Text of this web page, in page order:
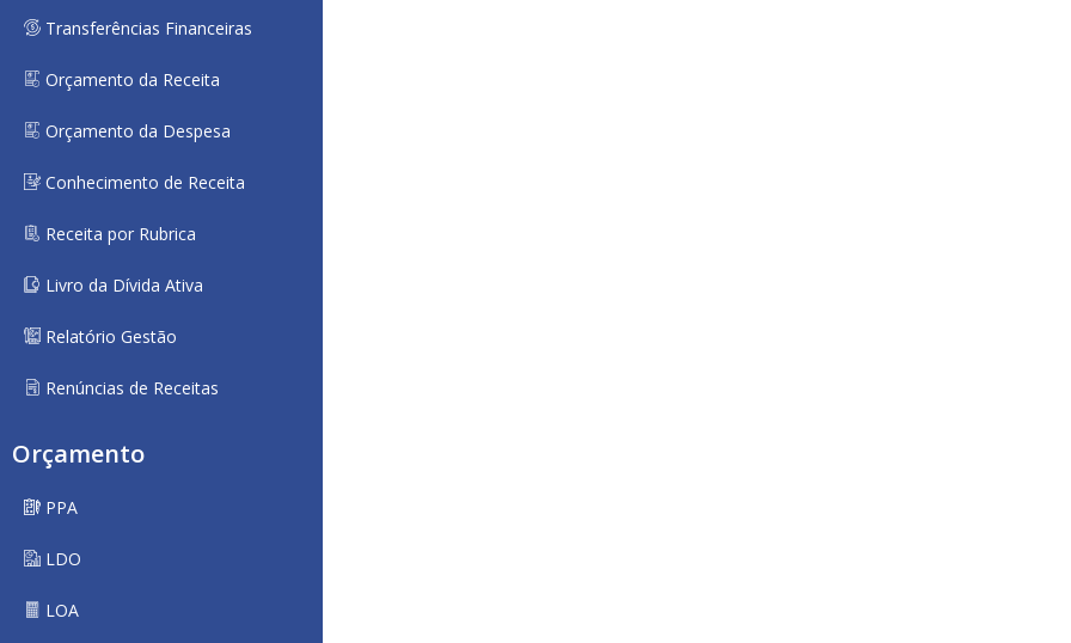
Transferências Financeiras
Orçamento da Receita
Orçamento da Despesa
Conhecimento de Receita
Receita por Rubrica
Livro da Dívida Ativa
Relatório Gestão
Renúncias de Receitas
Orçamento
PPA
LDO
LOA